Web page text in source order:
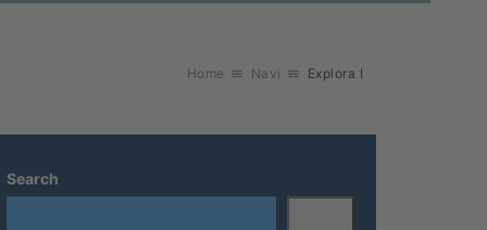
Home Navi Explora I
Search